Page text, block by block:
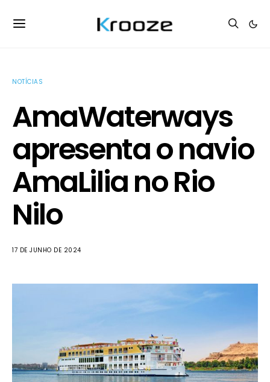
NOTÍCIAS
AmaWaterways
apresenta o navio
AmaLilia no Rio
Nilo
17 DE JUNHO DE 2024